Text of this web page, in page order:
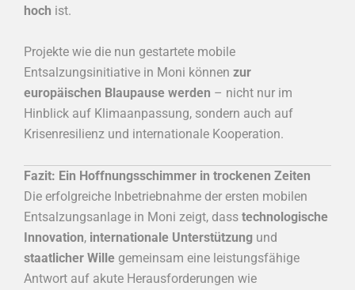
hoch ist.
Projekte wie die nun gestartete mobile
Entsalzungsinitiative in Moni können zur
europäischen Blaupause werden – nicht nur im
Hinblick auf Klimaanpassung, sondern auch auf
Krisenresilienz und internationale Kooperation.
Fazit: Ein Hoffnungsschimmer in trockenen Zeiten
Die erfolgreiche Inbetriebnahme der ersten mobilen
Entsalzungsanlage in Moni zeigt, dass technologische
Innovation, internationale Unterstützung und
staatlicher Wille gemeinsam eine leistungsfähige
Antwort auf akute Herausforderungen wie